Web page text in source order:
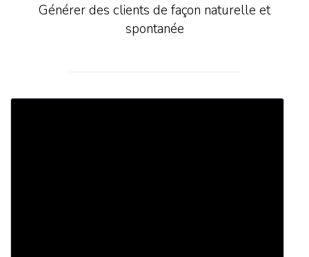
Générer des clients de façon naturelle et
spontanée